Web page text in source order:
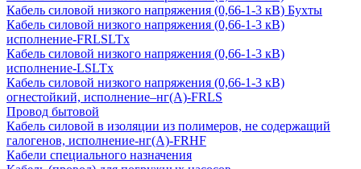
Кабель силовой низкого напряжения (0,66-1-3 кВ) Бухты
Кабель силовой низкого напряжения (0,66-1-3 кВ)
исполнение-FRLSLTx
Кабель силовой низкого напряжения (0,66-1-3 кВ)
исполнение-LSLTx
Кабель силовой низкого напряжения (0,66-1-3 кВ)
огнестойкий, исполнение–нг(А)-FRLS
Провод бытовой
Кабель силовой в изоляции из полимеров, не содержащий
галогенов, исполнение-нг(А)-FRHF
Кабели специального назначения